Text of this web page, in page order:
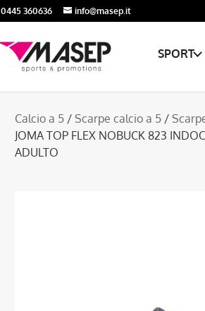
0445 360636 info@masep.it
SPORT
Calcio a 5 / Scarpe calcio a 5 /
JOMA TOP FLEX NOBUCK 823
ADULTO